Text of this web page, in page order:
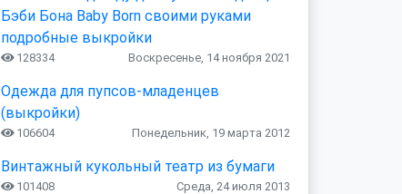
Бэби Бона Baby Born своими руками
подробные выкройки
128334 Воскресенье, 14 ноября 2021
Одежда для пупсов-младенцев
(выкройки)
106604 Понедельник, 19 марта 2012
Винтажный кукольный театр из бумаги
101408 Среда, 24 июля 2013